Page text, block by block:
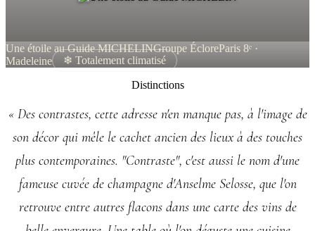
Une étoile au Guide MICHELINGroupe ÉcloreParis 8ᵉ ·
Madeleine
❄ Totalement climatisé
Distinctions
« Des contrastes, cette adresse n'en manque pas, à l'image de
son décor qui mêle le cachet ancien des lieux à des touches
plus contemporaines. "Contraste", c'est aussi le nom d'une
fameuse cuvée de champagne d'Anselme Selosse, que l'on
retrouve entre autres flacons dans une carte des vins de